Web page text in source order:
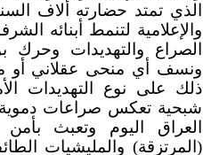
الذي تمتد حضارته ألاف
والإعلامية لتنمط أبنائه
الصراع والتهديدات وحرك
ونسف أي منحى عقلاني أو
ذلك على نوع التهديدات
شبحية تعكس صراعات دموية
العراق اليوم وتعبث
(المرتزقة) والمليشيات